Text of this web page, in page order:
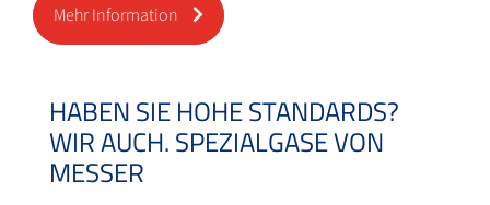
HABEN SIE HOHE STANDARDS?
WIR AUCH. SPEZIALGASE VON
MESSER
Mehr Information